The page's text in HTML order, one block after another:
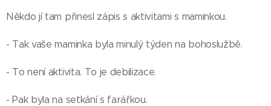
Někdo jí tam přinesl zápis s aktivitami s maminkou.
- Tak vaše maminka byla minulý týden na bohoslužbě.
- To není aktivita. To je debilizace.
- Pak byla na setkání s farářkou.